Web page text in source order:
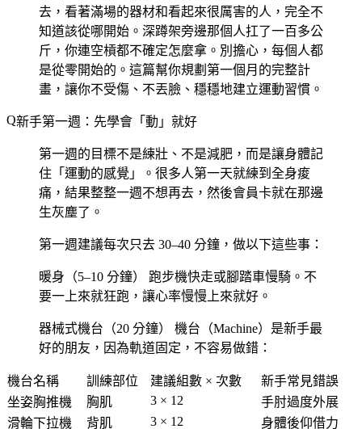
去，看著滿場的器材和看起來很厲害的人，完全不
知道該從哪開始。深蹲架旁邊那個人扛了一百多公
斤，你連空槓都不確定怎麼拿。別擔心，每個人都
是從零開始的。這篇幫你規劃第一個月的完整計
畫，讓你不受傷、不丟臉、穩穩地建立運動習慣。
新手第一週：先學會「動」就好
第一週的目標不是練壯、不是減肥，而是讓身體記
住「運動的感覺」。很多人第一天就練到全身痠
痛，結果整整一週不想再去，然後會員卡就在那邊
生灰塵了。
第一週建議每次只去 30–40 分鐘，做以下這些事：
暖身（5–10 分鐘）
跑步機快走或腳踏車慢騎。不
要一上來就狂跑，讓心率慢慢上來就好。
器械式機台（20 分鐘）
機台（Machine）是新手最
好的朋友，因為軌道固定，不容易做錯：
機台名稱 訓練部位 建議組數 × 次數
新手常見錯誤
坐姿胸推機
胸肌 3 × 12
手肘過度外展
滑輪下拉機
背肌 3 × 12
身體後仰借力